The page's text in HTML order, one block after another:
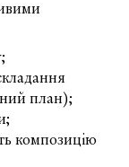
план);
композицію